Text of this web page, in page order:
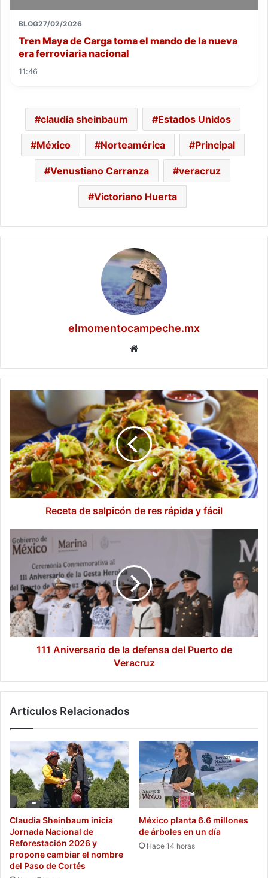
BLOG27/02/2026
Tren Maya de Carga toma el mando de la nueva
era ferroviaria nacional
11:46
claudia sheinbaum Estados Unidos
México Norteamérica Principal
Venustiano Carranza veracruz
Victoriano Huerta
elmomentocampeche.mx
Receta
de
res
rápida
y
fácil
Receta de salpicón de res rápida y fácil
Aniversario
defensa
del
Puerto
de
Veracruz
111 Aniversario de la defensa del Puerto de
Veracruz
Artículos Relacionados
Claudia Sheinbaum inicia
Jornada Nacional de
Reforestación 2026 y
propone cambiar el nombre
del Paso de Cortés
México planta 6.6 millones
de árboles en un día
Hace 14 horas